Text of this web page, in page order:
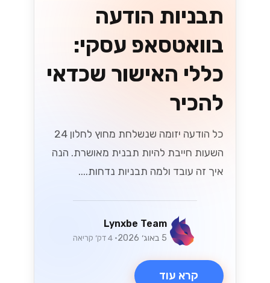
תבניות הודעה
בוואטסאפ עסקי:
כללי האישור שכדאי
להכיר
כל הודעה יזומה שנשלחת מחוץ לחלון 24
השעות חייבת להיות תבנית מאושרת. הנה
איך זה עובד ולמה תבניות נדחות....
Lynxbe Team
5 באוג׳ 2026 • 4 דק׳ קריאה
קרא עוד